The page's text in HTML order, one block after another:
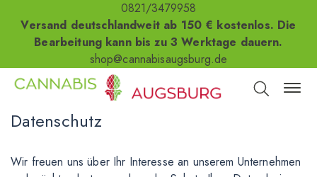
0821/3479958
Versand deutschlandweit ab 150 € kostenlos. Die
Bearbeitung kann bis zu 3 Werktage dauern.
shop@cannabisaugsburg.de
Datenschutz
Wir freuen uns über Ihr Interesse an unserem Unternehmen